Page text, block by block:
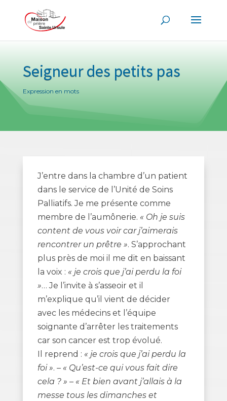
Seigneur des petits pas
Expression en mots
J’entre dans la chambre d’un patient
dans le service de l’Unité de Soins
Palliatifs. Je me présente comme
membre de l’aumônerie. « Oh je suis
content de vous voir car j’aimerais
rencontrer un prêtre ». S’approchant
plus près de moi il me dit en baissant
la voix : « je crois que j’ai perdu la foi
»… Je l’invite à s’asseoir et il
m’explique qu’il vient de décider
avec les médecins et l’équipe
soignante d’arrêter les traitements
car son cancer est trop évolué.
Il reprend : « je crois que j’ai perdu la
foi ». – « Qu’est-ce qui vous fait dire
cela ? » – « Et bien avant j’allais à la
messe tous les dimanches et